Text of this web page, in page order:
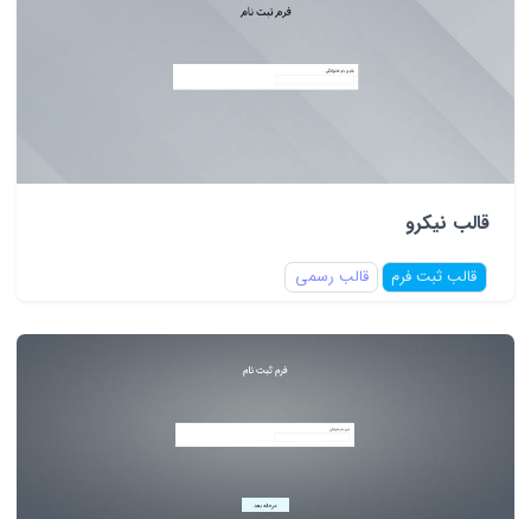
قالب نیکرو
قالب ثبت فرم قالب رسمی